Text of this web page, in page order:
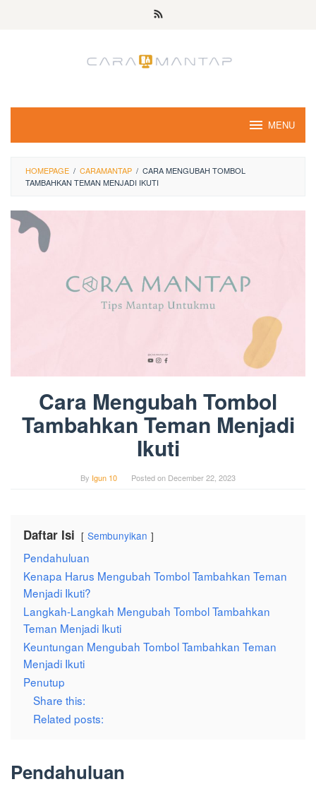
MENU
HOMEPAGE / CARAMANTAP / CARA MENGUBAH TOMBOL
TAMBAHKAN TEMAN MENJADI IKUTI
Cara Mengubah Tombol
Tambahkan Teman Menjadi
Ikuti
By Igun 10 Posted on December 22, 2023
Daftar Isi Sembunyikan
Pendahuluan
Kenapa Harus Mengubah Tombol Tambahkan Teman
Menjadi Ikuti?
Langkah-Langkah Mengubah Tombol Tambahkan
Teman Menjadi Ikuti
Keuntungan Mengubah Tombol Tambahkan Teman
Menjadi Ikuti
Penutup
Share this:
Related posts:
Pendahuluan